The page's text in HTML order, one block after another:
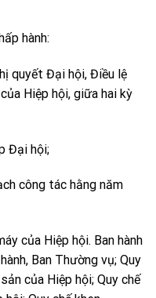
hành:
quyết Đại hội, Điều lệ
Hiệp hội, giữa hai kỳ
Đại hội;
công tác hằng năm
của Hiệp hội. Ban hành
Ban Thường vụ; Quy
của Hiệp hội; Quy chế